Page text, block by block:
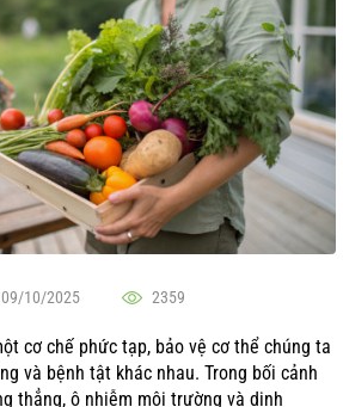
09/10/2025 2359
cơ chế phức tạp, bảo vệ cơ thể chúng ta
và bệnh tật khác nhau. Trong bối cảnh
thẳng, ô nhiễm môi trường và dinh